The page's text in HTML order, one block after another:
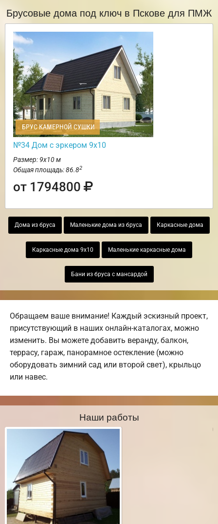
Брусовые дома под ключ в Пскове для ПМЖ
БРУС КАМЕРНОЙ СУШКИ
№34 Дом с эркером 9х10
Размер: 9х10 м
Общая площадь: 86.82
от 1794800
Дома из бруса Маленькие дома из бруса Каркасные дома
Каркасные дома 9х10 Маленькие каркасные дома
Бани из бруса с мансардой
Обращаем ваше внимание! Каждый эскизный проект,
присутствующий в наших онлайн-каталогах, можно
изменить. Вы можете добавить веранду, балкон,
террасу, гараж, панорамное остекление (можно
оборудовать зимний сад или второй свет), крыльцо
или навес.
Наши работы